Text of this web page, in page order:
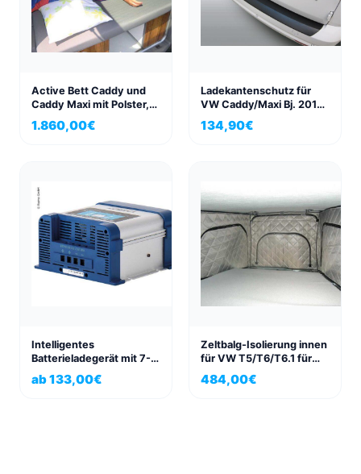
Active Bett Caddy und
Caddy Maxi mit Polster,
Lattenrost und
Bodenplatte
1.860,00€
Ladekantenschutz für
VW Caddy/Maxi Bj. 2015-
2020 mit lackierter oder
schwarzer Stoßstange
134,90€
Intelligentes
Batterieladegerät mit 7-
stufiger Switch-Mode
Technologie 10/15A
ab133,00€
Zeltbalg-Isolierung innen
für VW T5/T6/T6.1 für
California und California
Beach
484,00€